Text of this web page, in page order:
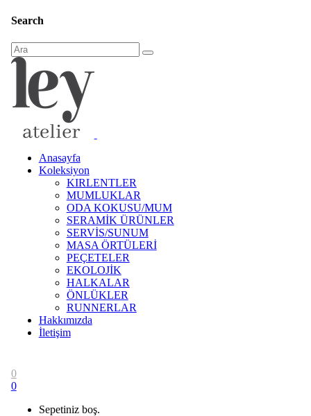
Search
Anasayfa
Koleksiyon
KIRLENTLER
MUMLUKLAR
ODA KOKUSU/MUM
SERAMİK ÜRÜNLER
SERVİS/SUNUM
MASA ÖRTÜLERİ
PEÇETELER
EKOLOJİK
HALKALAR
ÖNLÜKLER
RUNNERLAR
Hakkımızda
İletişim
0
0
Sepetiniz boş.